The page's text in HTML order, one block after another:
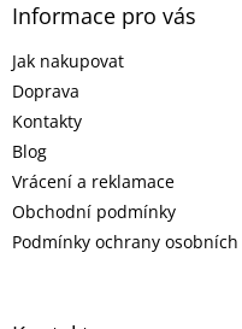
Informace pro vás
Jak nakupovat
Doprava
Kontakty
Blog
Vrácení a reklamace
Obchodní podmínky
Podmínky ochrany